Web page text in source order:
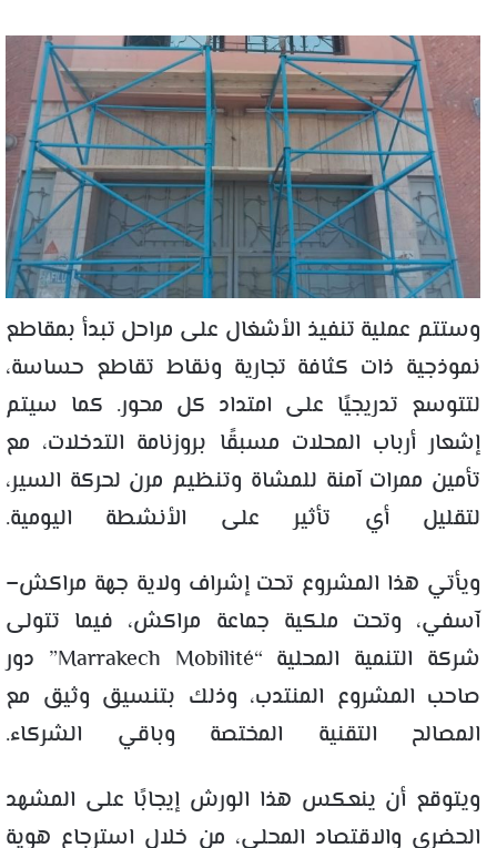
وستتم عملية تنفيذ الأشغال على مراحل تبدأ بمقاطع
نموذجية ذات كثافة تجارية ونقاط تقاطع حساسة،
لتتوسع تدريجيًا على امتداد كل محور. كما سيتم
إشعار أرباب المحلات مسبقًا بروزنامة التدخلات، مع
تأمين ممرات آمنة للمشاة وتنظيم مرن لحركة السير،
لتقليل أي تأثير على الأنشطة اليومية.
ويأتي هذا المشروع تحت إشراف ولاية جهة مراكش–
آسفي، وتحت ملكية جماعة مراكش، فيما تتولى
شركة التنمية المحلية “Marrakech Mobilité” دور
صاحب المشروع المنتدب، وذلك بتنسيق وثيق مع
المصالح التقنية المختصة وباقي الشركاء.
ويتوقع أن ينعكس هذا الورش إيجابًا على المشهد
الحضري والاقتصاد المحلي، من خلال استرجاع هوية